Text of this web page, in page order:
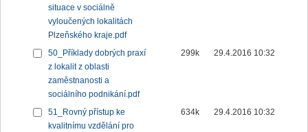
situace v sociálně
vyloučených lokalitách
Plzeňského kraje.pdf
50_Příklady dobrých praxí
z lokalit z oblasti
zaměstnanosti a
sociálního podnikání.pdf
299k 29.4.2016 10:32
51_Rovný přístup ke
kvalitnímu vzdělání pro
634k 29.4.2016 10:32